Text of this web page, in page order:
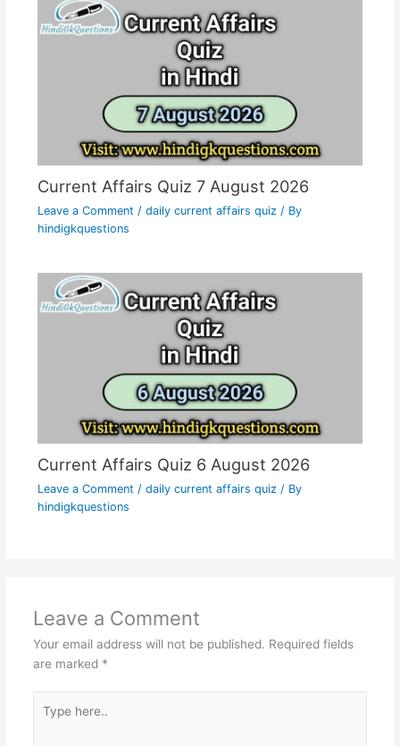
Current Affairs Quiz 7 August 2026
Leave a Comment / daily current affairs quiz / By
hindigkquestions
Current Affairs Quiz 6 August 2026
Leave a Comment / daily current affairs quiz / By
hindigkquestions
Leave a Comment
Your email address will not be published. Required fields
are marked *
here..